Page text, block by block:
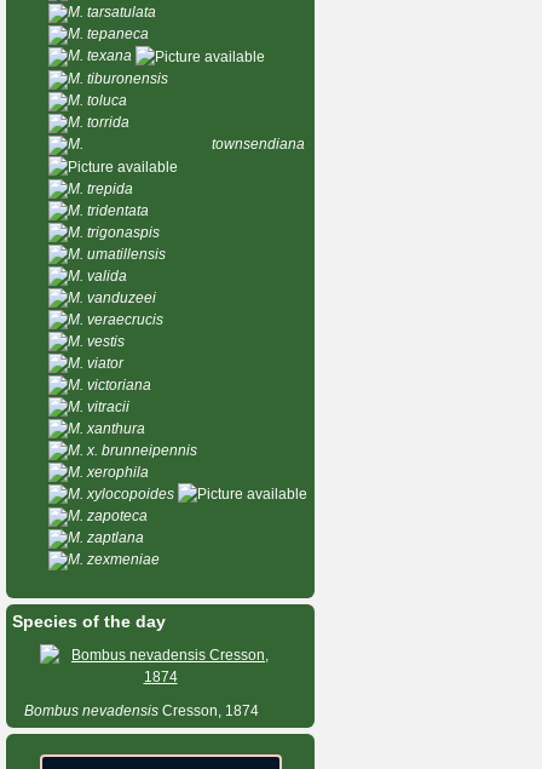
M. tarsatulata
M. tepaneca
M. texana
M. tiburonensis
M. toluca
M. torrida
M. townsendiana
M. trepida
M. tridentata
M. trigonaspis
M. umatillensis
M. valida
M. vanduzeei
M. veraecrucis
M. vestis
M. viator
M. victoriana
M. vitracii
M. xanthura
M. x. brunneipennis
M. xerophila
M. xylocopoides
M. zapoteca
M. zaptlana
M. zexmeniae
Species of the day
Bombus nevadensis Cresson, 1874